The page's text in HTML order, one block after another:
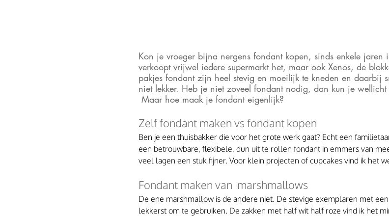
Kon je vroeger bijna nergens fondant kopen, sinds enkele jaren
verkoopt vrijwel iedere supermarkt het, maar ook Xenos, de
pakjes fondant zijn heel stevig en moeilijk te kneden en daarbij
niet lekker. Heb je niet zoveel fondant nodig, dan kun je
Maar hoe maak je fondant eigenlijk?
Zelf fondant maken vs fondant kopen
Ben je een thuisbakker die voor het grote werk gaat? Echt een
een betrouwbare, flexibele, dun uit te rollen fondant in emmers van
veel lagen een stuk fijner. Voor klein projecten of cupcakes vind ik het
Fondant maken van  marshmallows
De ene marshmallow is de andere niet. De stevige exemplaren met
lekkerst om te gebruiken. De zakken met half wit half roze vind ik het